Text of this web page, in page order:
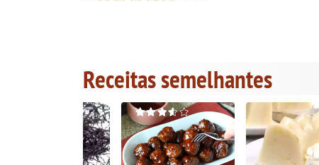
Receitas semelhantes